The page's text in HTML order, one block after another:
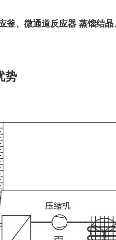
釜、微通道反应器 蒸馏结
势